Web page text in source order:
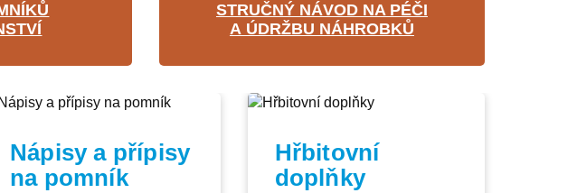
STRUČNÝ NÁVOD NA PÉČI
A ÚDRŽBU NÁHROBKŮ
Nápisy a přípisy
na pomník
Hřbitovní
doplňky